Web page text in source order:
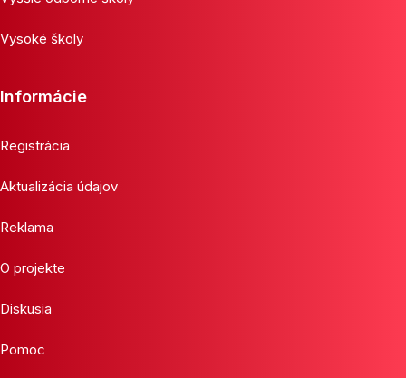
Vysoké školy
Informácie
Registrácia
Aktualizácia údajov
Reklama
O projekte
Diskusia
Pomoc